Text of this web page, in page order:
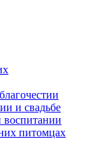
и свадьбе
воспитании
питомцах